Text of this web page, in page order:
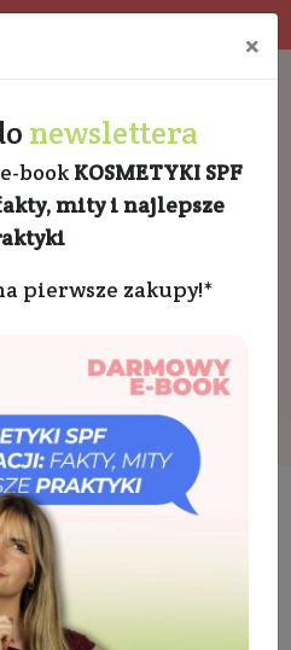
środki czystości
czyszczenia WC
×
newslettera
book KOSMETYKI SPF
mity i najlepsze
pierwsze zakupy!*